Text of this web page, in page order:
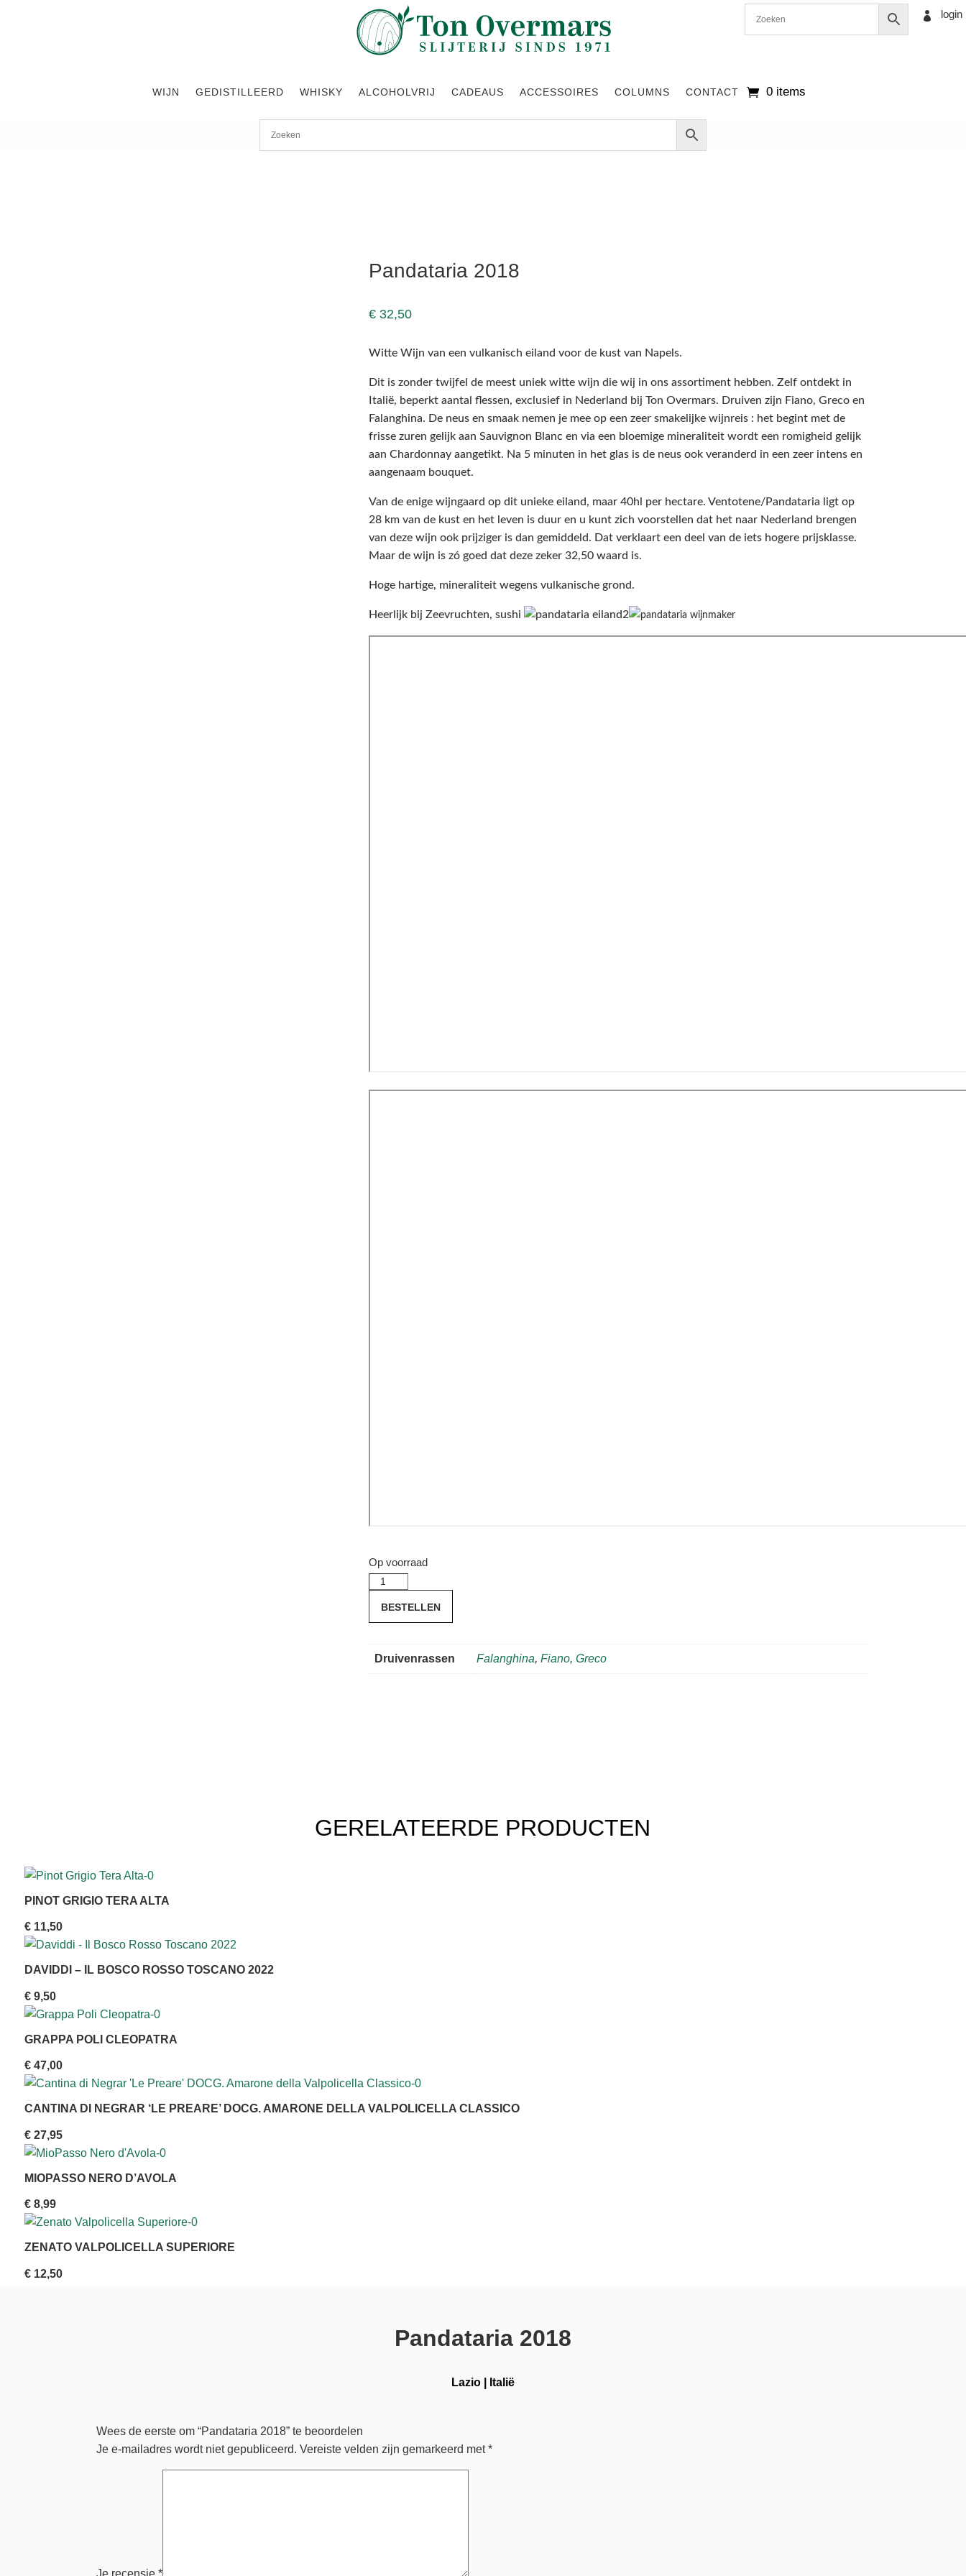
WIJN GEDISTILLEERD WHISKY ALCOHOLVRIJ CADEAUS ACCESSOIRES COLUMNS CONTACT 0 items
 login
Pandataria 2018
€32,50
Witte Wijn van een vulkanisch eiland voor de kust van Napels.
Dit is zonder twijfel de meest uniek witte wijn die wij in ons assortiment hebben. Zelf ontdekt in
Italië, beperkt aantal flessen, exclusief in Nederland bij Ton Overmars. Druiven zijn Fiano, Greco en
Falanghina. De neus en smaak nemen je mee op een zeer smakelijke wijnreis : het begint met de
frisse zuren gelijk aan Sauvignon Blanc en via een bloemige mineraliteit wordt een romigheid gelijk
aan Chardonnay aangetikt. Na 5 minuten in het glas is de neus ook veranderd in een zeer intens en
aangenaam bouquet.
Van de enige wijngaard op dit unieke eiland, maar 40hl per hectare. Ventotene/Pandataria ligt op
28 km van de kust en het leven is duur en u kunt zich voorstellen dat het naar Nederland brengen
van deze wijn ook prijziger is dan gemiddeld. Dat verklaart een deel van de iets hogere prijsklasse.
Maar de wijn is zó goed dat deze zeker 32,50 waard is.
Hoge hartige, mineraliteit wegens vulkanische grond.
Heerlijk bij Zeevruchten, sushi
Op voorraad
Pandataria
BESTELLEN
Druivenrassen Falanghina, Fiano, Greco
GERELATEERDE PRODUCTEN
PINOT GRIGIO TERA ALTA
€11,50
DAVIDDI – IL BOSCO ROSSO TOSCANO 2022
€9,50
GRAPPA POLI CLEOPATRA
€47,00
CANTINA DI NEGRAR ‘LE PREARE’ DOCG. AMARONE DELLA VALPOLICELLA CLASSICO
€27,95
MIOPASSO NERO D’AVOLA
€8,99
ZENATO VALPOLICELLA SUPERIORE
€12,50
Pandataria 2018
Lazio Italië
Wees de eerste om “Pandataria 2018” te beoordelen
Je e-mailadres wordt niet gepubliceerd. Vereiste velden zijn gemarkeerd met*
Je recensie*